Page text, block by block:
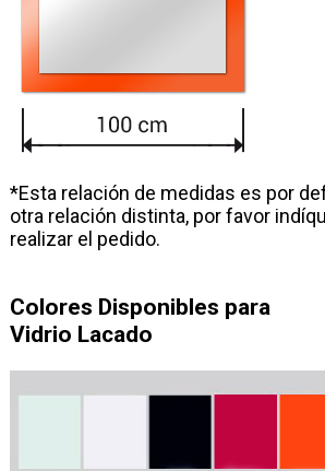
*Esta relación de medidas es por
otra relación distinta, por favor
realizar el pedido.
Colores Disponibles para
Vidrio Lacado